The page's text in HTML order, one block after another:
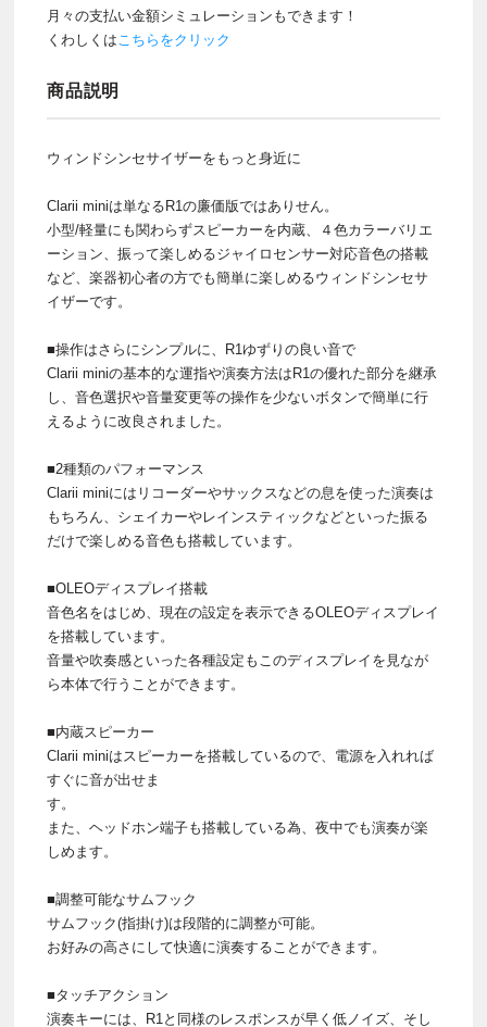
月々の支払い金額シミュレーションもできます！
くわしくはこちらをクリック
商品説明
ウィンドシンセサイザーをもっと身近に
Clarii miniは単なるR1の廉価版ではありせん。
小型/軽量にも関わらずスピーカーを内蔵、４色カラーバリエ
ーション、振って楽しめるジャイロセンサー対応音色の搭載
など、楽器初心者の方でも簡単に楽しめるウィンドシンセサ
イザーです。
■操作はさらにシンプルに、R1ゆずりの良い音で
Clarii miniの基本的な運指や演奏方法はR1の優れた部分を継承
し、音色選択や音量変更等の操作を少ないボタンで簡単に行
えるように改良されました。
■2種類のパフォーマンス
Clarii miniにはリコーダーやサックスなどの息を使った演奏は
もちろん、シェイカーやレインスティックなどといった振る
だけで楽しめる音色も搭載しています。
■OLEOディスプレイ搭載
音色名をはじめ、現在の設定を表示できるOLEOディスプレイ
を搭載しています。
音量や吹奏感といった各種設定もこのディスプレイを見なが
ら本体で行うことができます。
■内蔵スピーカー
Clarii miniはスピーカーを搭載しているので、電源を入れれば
すぐに音が出せま
す。
また、ヘッドホン端子も搭載している為、夜中でも演奏が楽
しめます。
■調整可能なサムフック
サムフック(指掛け)は段階的に調整が可能。
お好みの高さにして快適に演奏することができます。
■タッチアクション
演奏キーには、R1と同様のレスポンスが早く低ノイズ、そし